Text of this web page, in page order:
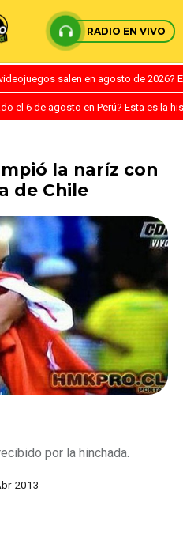
RADIO EN VIVO
salen en agosto de
el 6 de agosto en Perú? Esta es la
la naríz con
de Chile
por la hinchada.
2013